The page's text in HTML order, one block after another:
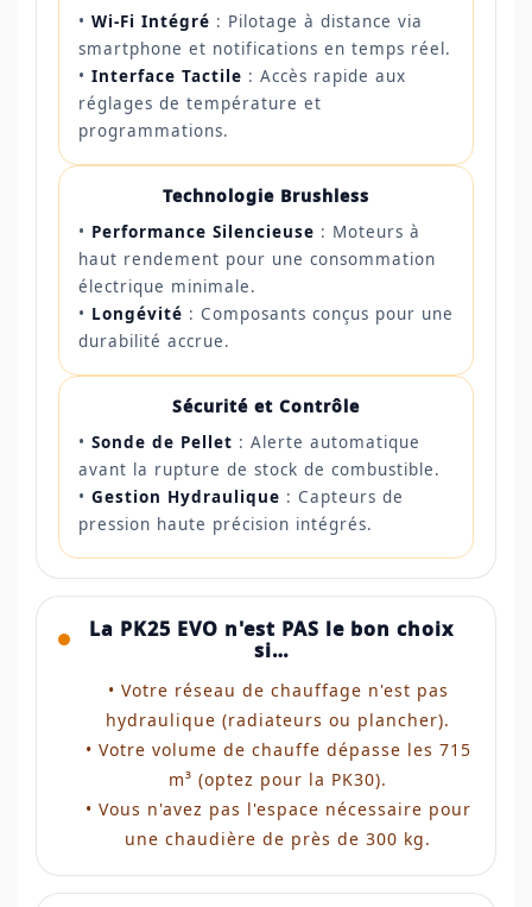
• Wi-Fi Intégré : Pilotage à distance via
smartphone et notifications en temps réel.
• Interface Tactile : Accès rapide aux
réglages de température et
programmations.
Technologie Brushless
• Performance Silencieuse : Moteurs à
haut rendement pour une consommation
électrique minimale.
• Longévité : Composants conçus pour une
durabilité accrue.
Sécurité et Contrôle
• Sonde de Pellet : Alerte automatique
avant la rupture de stock de combustible.
• Gestion Hydraulique : Capteurs de
pression haute précision intégrés.
La PK25 EVO n'est PAS le bon choix
si…
• Votre réseau de chauffage n'est pas
hydraulique (radiateurs ou plancher).
• Votre volume de chauffe dépasse les 715
m³ (optez pour la PK30).
• Vous n'avez pas l'espace nécessaire pour
une chaudière de près de 300 kg.